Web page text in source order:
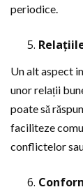
periodice.
Un alt aspect
unor relații
poate să
faciliteze
conflictelor